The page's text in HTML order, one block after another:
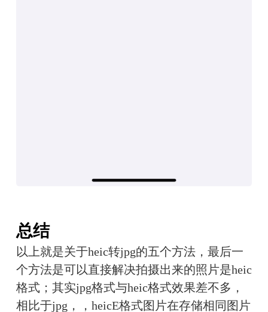
总结
以上就是关于heic转jpg的五个方法，最后一
个方法是可以直接解决拍摄出来的照片是heic
格式；其实jpg格式与heic格式效果差不多，
相比于jpg，，heicE格式图片在存储相同图片